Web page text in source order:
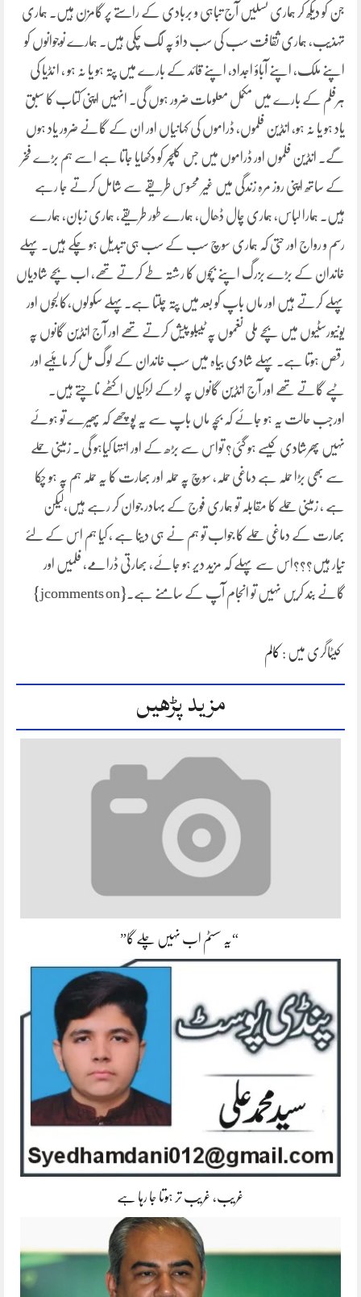
جن کو دیکھ کر ہماری نسلیں آج تباہی و بربادی کے راستے پر گامزن ہیں۔ ہماری
تہذیب، ہماری ثقافت سب کی سب داؤ پہ لگ چکی ہیں۔ ہمارے نوجوانوں کو
اپنے ملک، اپنے آباؤ اجداد، اپنے قائد کے بارے میں پتہ ہو یا نہ ہو ، ا نڈیا کی
ہرفلم کے بارے میں مکمل معلومات ضرور ہوں گی۔ انہیں اپنی کتاب کا سبق
یاد ہو یا نہ ہو، انڈین فلموں، ڈراموں کی کہانیاں اور ان کے گانے ضرور یاد ہوں
گے۔ انڈین فلموں اور ڈراموں میں جس کلچر کو دکھایا جاتا ہے اسے ہم بڑے فخر
کے ساتھ اپنی روز مرہ زندگی میں غیر محسوس طریقے سے شامل کرتے جا رہے
ہیں۔ ہمارا لباس، ہماری چال ڈھال، ہمارے طور طریقے، ہماری زبان، ہمارے
رسم و رواج اور حتی کہ ہماری سوچ سب کے سب ہی تبدیل ہو چکے ہیں۔ پہلے
خاندان کے بڑے بزرگ اپنے بچوں کا رشتہ طے کرتے تھے، اب بچے شادیاں
پہلے کرتے ہیں اور ماں باپ کو بعد میں پتہ چلتا ہے۔پہلے سکولوں،کالجوں اور
یونیورسٹیوں میں بچے ملی نغموں پہ ٹیبلو پیش کرتے تھے اور آج انڈین گانوں پہ
رقص ہوتا ہے۔ پہلے شادی بیاہ میں سب خاندان کے لوگ مل کر ماہئیے اور
ٹپے گاتے تھے اور آج انڈین گانوں پہ لڑکے لڑکیاں اکٹھے ناچتے ہیں۔
اورجب حالت یہ ہو جائے کہ بچہ ماں باپ سے یہ پوچھے کہ پھیرے تو ہوئے
نہیں پھرشادی کیسے ہو گئی؟ تواس سے بڑھ کے اور انتہا کیاہو گی ۔ زمینی حملے
سے بھی بڑا حملہ ہے دماغی حملہ، سوچ پہ حملہ اور بھارت کا یہ حملہ ہم پہ ہو چکا
ہے ، زمینی حملے کا مقابلہ تو ہماری فوج کے بہادر جوان کر رہے ہیں،لیکن
بھارت کے دماغی حملے کا جواب تو ہم نے ہی دینا ہے ، کیا ہم اس کے لئے
تیار ہیں؟؟؟اس سے پہلے کہ مزید دیر ہو جائے، بھارتی ڈرامے، فلمیں اور
گانے بند کریں نہیں تو انجام آپ کے سامنے ہے۔{jcomments on}
کیٹاگری میں : کالم
مزید پڑھیں
“یہ سسٹم اب نہیں چلے گا”
غریب، غریب تر ہوتا جا رہا ہے